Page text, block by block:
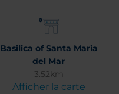
Basilica of Santa Maria
del Mar
3.52km
Afficher la carte